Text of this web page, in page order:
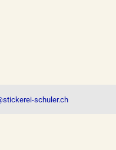
schuler.ch